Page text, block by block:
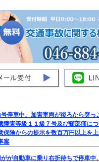
号停車中、加害車両が後ろから突っ
障害等級１１級７号及び頸部痛に
保険からの提示を数百万円以上を
案
が自動車に乗り右折待ちで停車中